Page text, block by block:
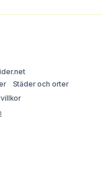
Städer och orter